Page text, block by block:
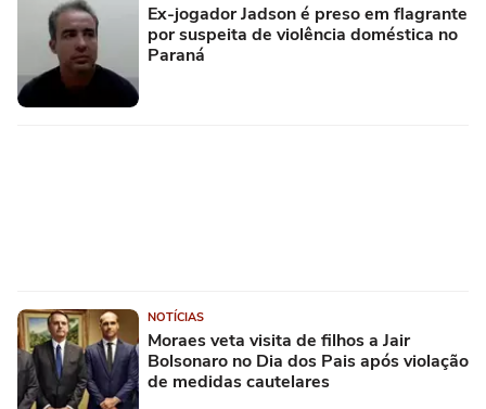
Ex-jogador Jadson é preso em flagrante
por suspeita de violência doméstica no
Paraná
NOTÍCIAS
Moraes veta visita de filhos a Jair
Bolsonaro no Dia dos Pais após violação
de medidas cautelares